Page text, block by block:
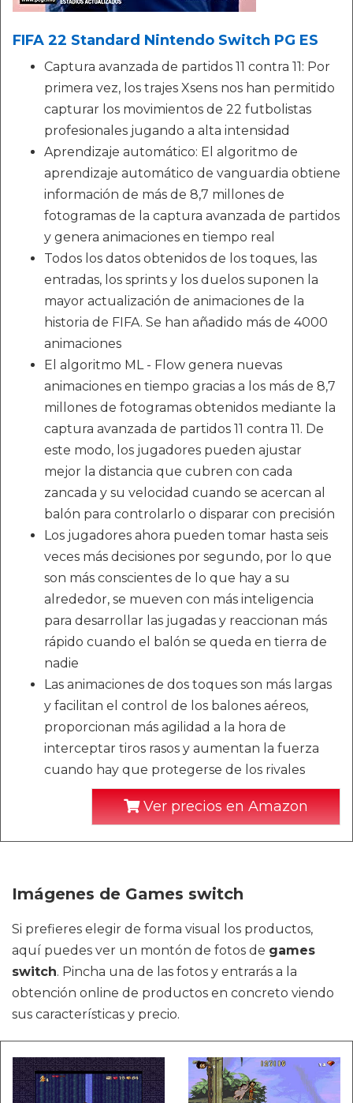
FIFA 22 Standard Nintendo Switch PG ES
Captura avanzada de partidos 11 contra 11: Por
primera vez, los trajes Xsens nos han permitido
capturar los movimientos de 22 futbolistas
profesionales jugando a alta intensidad
Aprendizaje automático: El algoritmo de
aprendizaje automático de vanguardia obtiene
información de más de 8,7 millones de
fotogramas de la captura avanzada de partidos
y genera animaciones en tiempo real
Todos los datos obtenidos de los toques, las
entradas, los sprints y los duelos suponen la
mayor actualización de animaciones de la
historia de FIFA. Se han añadido más de 4000
animaciones
El algoritmo ML - Flow genera nuevas
animaciones en tiempo gracias a los más de 8,7
millones de fotogramas obtenidos mediante la
captura avanzada de partidos 11 contra 11. De
este modo, los jugadores pueden ajustar
mejor la distancia que cubren con cada
zancada y su velocidad cuando se acercan al
balón para controlarlo o disparar con precisión
Los jugadores ahora pueden tomar hasta seis
veces más decisiones por segundo, por lo que
son más conscientes de lo que hay a su
alrededor, se mueven con más inteligencia
para desarrollar las jugadas y reaccionan más
rápido cuando el balón se queda en tierra de
nadie
Las animaciones de dos toques son más largas
y facilitan el control de los balones aéreos,
proporcionan más agilidad a la hora de
interceptar tiros rasos y aumentan la fuerza
cuando hay que protegerse de los rivales
Ver precios en Amazon
Imágenes de Games switch
Si prefieres elegir de forma visual los productos,
aquí puedes ver un montón de fotos de games
switch. Pincha una de las fotos y entrarás a la
obtención online de productos en concreto viendo
sus características y precio.